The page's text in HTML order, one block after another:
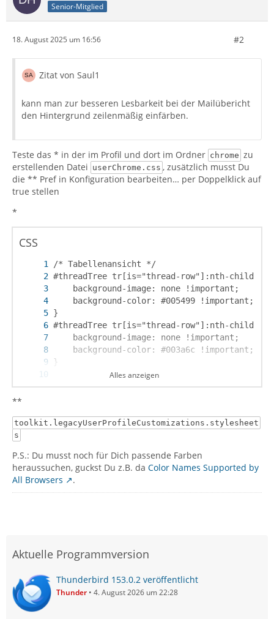
Senior-Mitglied
18. August 2025 um 16:56 #2
Zitat von Saul1
kann man zur besseren Lesbarkeit bei der Mailübericht
den Hintergrund zeilenmäßig einfärben.
Teste das * in der im Profil und dort im Ordner chrome zu
erstellenden Datei userChrome.css , zusätzlich musst Du
die ** Pref in Konfiguration bearbeiten… per Doppelklick auf
true stellen
*
CSS
Alles anzeigen
**
toolkit.legacyUserProfileCustomizations.stylesheet
s
P.S.: Du musst noch für Dich passende Farben
heraussuchen, guckst Du z.B. da Color Names Supported by
All Browsers
.
Aktuelle Programmversion
Thunderbird 153.0.2 veröffentlicht
Thunder 4. August 2026 um 22:28